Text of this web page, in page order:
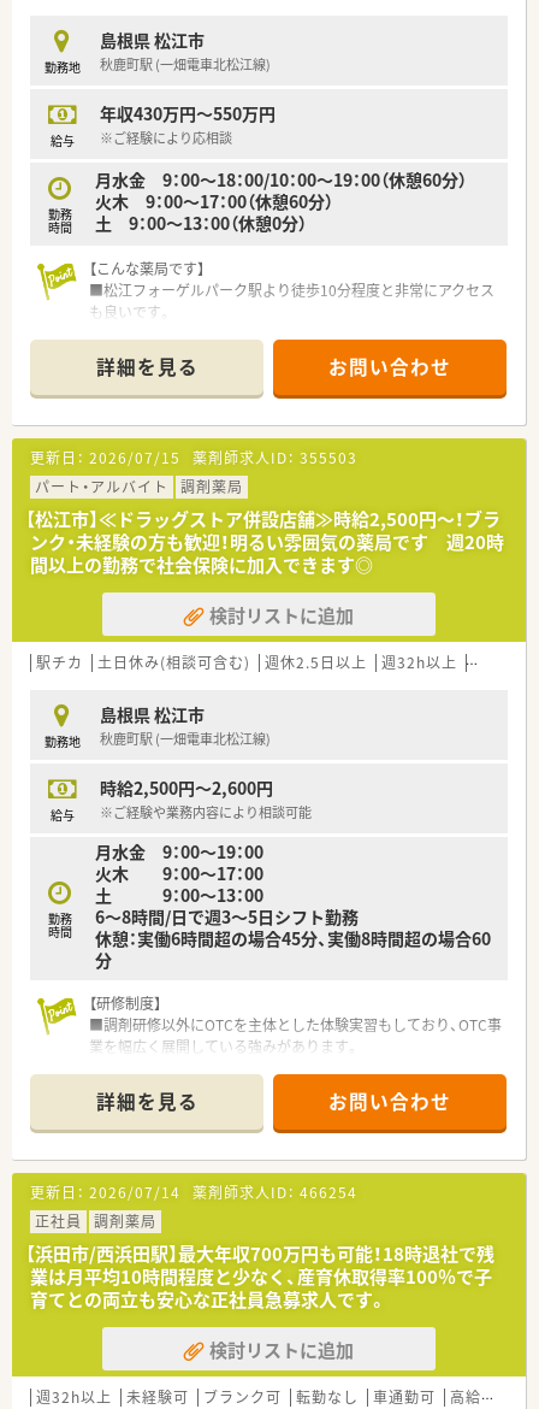
（研修例）
新入社員研修入社時集合研修
約3週間（スズケングループ入社時合同教育、ビジネスマナー研
(OJT/100症例処方解析スキル確認チェックシート活用等)職種別
研修（薬剤師生涯研修）、階層別研修・項目別研修（選抜制）その他
＜法人特徴＞
■東証プライム上場スズケングループの地場大手チェーン薬局
■1982年の創業以来、人々が笑顔になれる薬局を目指して地域
の医療貢献に取り組み、中国エリアに116店舗の薬局を展開する
法人です。
う、笑顔をキーワードに患者様の為に何ができるかを常に考え、
日々の業務を行います。
■しっかりと基盤を固め、まずは保険薬局として患者さんに寄り
健康に関する相談窓口として地域の皆様の主体的な健康の維持・
増進を積極的に支援する「健康サポート薬局」を目指し、さらに
病院や介護施設などと連携を強化することで地域包括ケアにつ
ながっていく事に重きを置いています。
■調剤事業にとどまらず、セルフメディケーションの推進・健康
拠点として情報の発信や健康イベント開催などの取り組みを行
っています。
■無菌調剤対応薬局の設置や関連会社の
介護サービス事業を展開するサンキ・ウエルビィ（株）との連携、
そして中国地方最大級の店舗網を生かし、地域の皆さまが安心し
て暮らせる街づくりを支援します。
■患者様に寄り添った対応が出来る薬剤師になりたい方
■地域に根付いた薬局で、患者様のかかりつけになりたい方
気になる方はお気軽にお問い合わせください！
勤務地
島根県 松江市
秋鹿町駅 (一畑電車北松江線)
給与
年収430万円～550万円
※ご経験により応相談
勤務
時間
月水金 9：00～18：00/10：00～19：00（休憩60分）
火木 9：00～17：00（休憩60分）
土 9：00～13：00（休憩0分）
【こんな薬局です】
■松江フォーゲルパーク駅より徒歩10分程度と非常にアクセス
も良いです。
45枚、薬剤師2名体制で対応をしております。
【研修制度】
■入社後3年間の基本教育、20年後のキャリアを見据えた教育プ
ログラムなどを充実させています。
■入社3年間で薬局業界をリードする医療人となるよう、人財育
成に大きな力を注いでいます。
■調剤研修以外にOTCを主体とした体験実習もしており、OTC事
業を幅広く展開している強みがあります。
■現場では面分業で多くの処方箋に触れる機会があり、薬剤師と
して大きく成長できる環境があります。
■地域密着化、店舗作業の効率化、業態・立地ごとの店舗フォー
マットの最適化などを推進し、
ている企業です。
■全国に1,300店舗以上出店しており調剤事業を中心に、OTC･
在宅医療･訪問介護など、
■1薬局あたりの薬剤師数が平均5,5人と多めに配置しており安
心して勤務する事が出来ます。
の0.0031％前後！となっています。
■店舗の管理薬剤師だけではなく、統括薬局長、地区長とステッ
プアップを目指す事が可能です。
■キャリアパスも多種多様に用意されており、自分にあったキャ
リアパスを選択することも可能です。
■「敷地内薬局･医療モール･門前薬局」と様々な薬局を経験する
■夏季と冬季に連続休暇（有給の取得率向上）を推進する制度を
導入しており、有給消化を含めると
実質年間休日120日以上の休日がありプライベートな時間をし
っかりと確保する事が可能です。
■時短制度あり！業界内で最長クラスです。
■育休の復帰率は97.6％という高水準を保っております。
【こんな方におススメ】
■OTC薬品の販売にも携わりたい方
■安定した企業体制！充実した福利厚生の企業で働きたい方！
などなどお問い合わせお待ちしております♪
詳細を見る お問い合わせ
更新日： 2026/07/15 薬剤師求人ID： 355503
パート・アルバイト
調剤薬局
【松江市】≪ドラッグストア併設店舗≫時給2,500円～！ブラ
ンク・未経験の方も歓迎！明るい雰囲気の薬局です 週20時
間以上の勤務で社会保険に加入できます◎
検討リストに追加
駅チカ 土日休み(相談可含む) 週休2.5日以上 週32h以上 未経験可
勤務地
島根県 松江市
秋鹿町駅 (一畑電車北松江線)
給与
時給2,500円～2,600円
※ご経験や業務内容により相談可能
勤務
時間
月水金 9：00～19：00
火木 9：00～17：00
土 9：00～13：00
6～8時間/日で週3～5日シフト勤務
休憩：実働6時間超の場合45分、実働8時間超の場合60
分
【研修制度】
■調剤研修以外にOTCを主体とした体験実習もしており、OTC事
業を幅広く展開している強みがあります。
して大きく成長できる環境があります。
【法人概要】
■地域密着化、店舗作業の効率化、業態・立地ごとの店舗フォー
マットの最適化などを推進し、
地域のお客様により一層ご支持いただける店舗づくりを目指し
ている企業です。
■全国に1,300店舗以上出店しており調剤事業を中心に、OTC･
在宅医療･訪問介護など、
ヘルスケアに関わる幅広い事業を展開しています。
■監査等をしっかりと行う事が出来る環境となり過誤率は驚異
の0.0031％前後！となっています。
■店舗の管理薬剤師だけではなく、統括薬局長、地区長とステッ
プアップを目指す事が可能です。
■キャリアパスも多種多様に用意されており、自分にあったキャ
詳細を見る お問い合わせ
更新日： 2026/07/14 薬剤師求人ID： 466254
正社員
調剤薬局
【浜田市/西浜田駅】最大年収700万円も可能！18時退社で残
業は月平均10時間程度と少なく、産育休取得率100％で子
育てとの両立も安心な正社員急募求人です。
検討リストに追加
週32h以上 未経験可 ブランク可 転勤なし 車通勤可 高給与(600万円以上)